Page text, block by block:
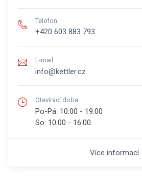
Telefon
+420 603 883 793
E-mail
info@kettler.cz
Otevírací doba
Po-Pá: 10:00 - 19:00
So: 10:00 - 16:00
Více informací